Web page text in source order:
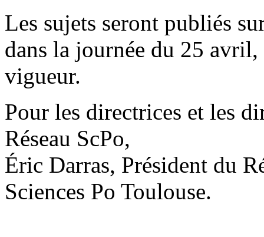
Les sujets seront publiés
dans la journée du 25
vigueur.
Pour les directrices et les
Réseau ScPo,
Éric Darras, Président du
Sciences Po Toulouse.